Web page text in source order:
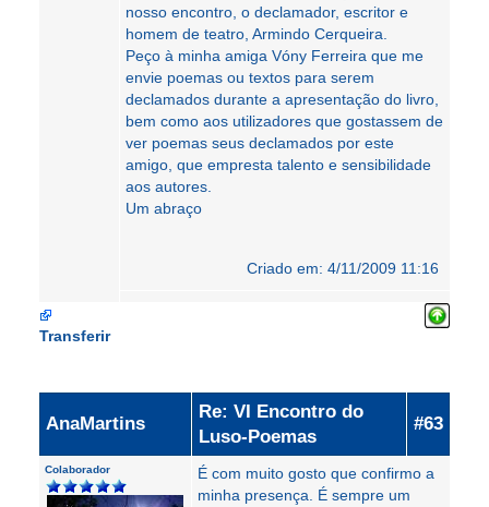
nosso encontro, o declamador, escritor e
homem de teatro, Armindo Cerqueira.
Peço à minha amiga Vóny Ferreira que me
envie poemas ou textos para serem
declamados durante a apresentação do livro,
bem como aos utilizadores que gostassem de
ver poemas seus declamados por este
amigo, que empresta talento e sensibilidade
aos autores.
Um abraço
Criado em: 4/11/2009 11:16
Transferir
AnaMartins
Re: VI Encontro do
Luso-Poemas
#63
Colaborador
É com muito gosto que confirmo a
minha presença. É sempre um